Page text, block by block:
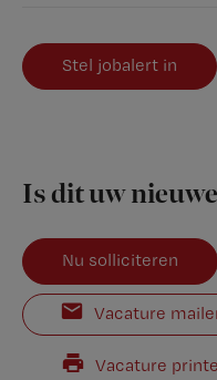
Stel jobalert in
Is dit uw
Nu solliciteren
Vacature
Vacature